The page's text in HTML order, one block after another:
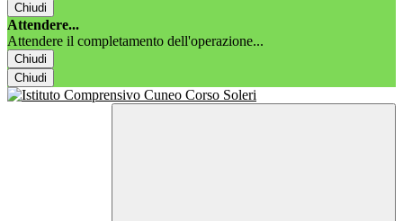
Chiudi
Attendere...
Attendere il completamento dell'operazione...
Chiudi
Chiudi